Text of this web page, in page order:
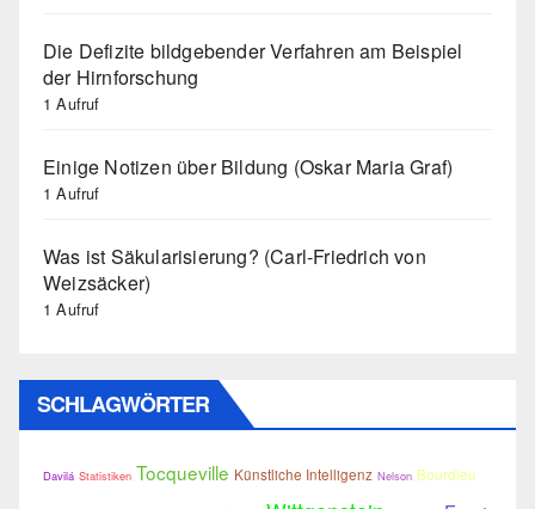
Die Defizite bildgebender Verfahren am Beispiel
der Hirnforschung
1 Aufruf
Einige Notizen über Bildung (Oskar Maria Graf)
1 Aufruf
Was ist Säkularisierung? (Carl-Friedrich von
Weizsäcker)
1 Aufruf
SCHLAGWÖRTER
Davilá Statistiken Tocqueville Künstliche Intelligenz Nelson Bourdieu